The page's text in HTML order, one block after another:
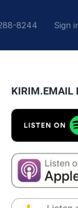
8244 Sign
KIRIM.EMAIL